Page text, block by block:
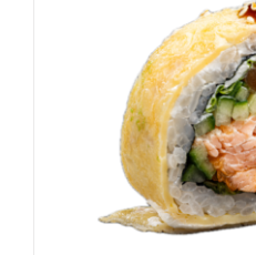
DODAJ DO KOSZYKA